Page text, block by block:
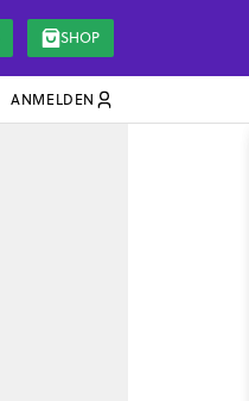
SHOP
ANMELDEN